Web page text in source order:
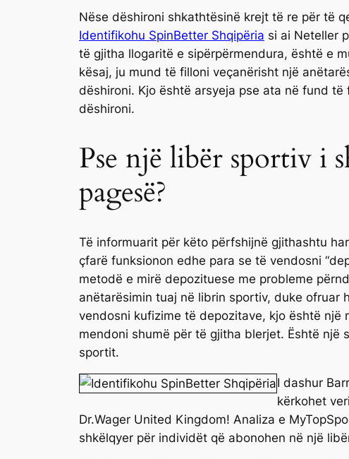
Nëse dëshironi shkathtësinë krejt të re për të
Identifikohu SpinBetter Shqipëria si ai Neteller
të gjitha llogaritë e sipërpërmendura, është e
kësaj, ju mund të filloni veçanërisht një
dëshironi. Kjo është arsyeja pse ata në fund
dëshironi.
Pse një libër sportiv i
pagesë?
Të informuarit për këto përfshijnë gjithashtu
çfarë funksionon edhe para se të vendosni
metodë e mirë depozituese me probleme
anëtarësimin tuaj në librin sportiv, duke ofruar
vendosni kufizime të depozitave, kjo është një
mendoni shumë për të gjitha blerjet. Është një
sportit.
I dashur
kërkohet
Dr.Wager United Kingdom! Analiza e
shkëlqyer për individët që abonohen në një